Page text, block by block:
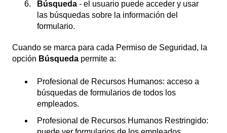
Búsqueda - el usuario puede acceder y usar
las búsquedas sobre la información del
formulario.
Cuando se marca para cada Permiso de Seguridad, la
opción Búsqueda permite a:
Profesional de Recursos Humanos: acceso a
búsquedas de formularios de todos los
empleados.
Profesional de Recursos Humanos Restringido: